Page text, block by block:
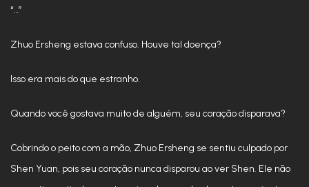
“…”
Zhuo Ersheng estava confuso. Houve tal doença?
Isso era mais do que estranho.
Quando você gostava muito de alguém, seu coração disparava?
Cobrindo o peito com a mão, Zhuo Ersheng se sentiu culpado por
Shen Yuan, pois seu coração nunca disparou ao ver Shen. Ele não